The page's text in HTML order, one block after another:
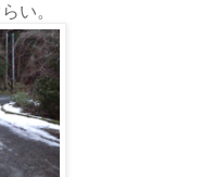
い。